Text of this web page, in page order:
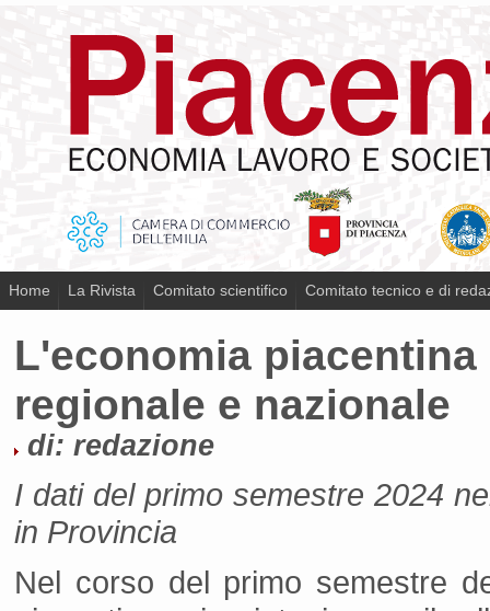
Home La Rivista Comitato scientifico Comitato tecnico e di
L'economia
regionale e nazionale
di: redazione
I dati del primo semestre 2024
in Provincia
Nel corso del primo semestre